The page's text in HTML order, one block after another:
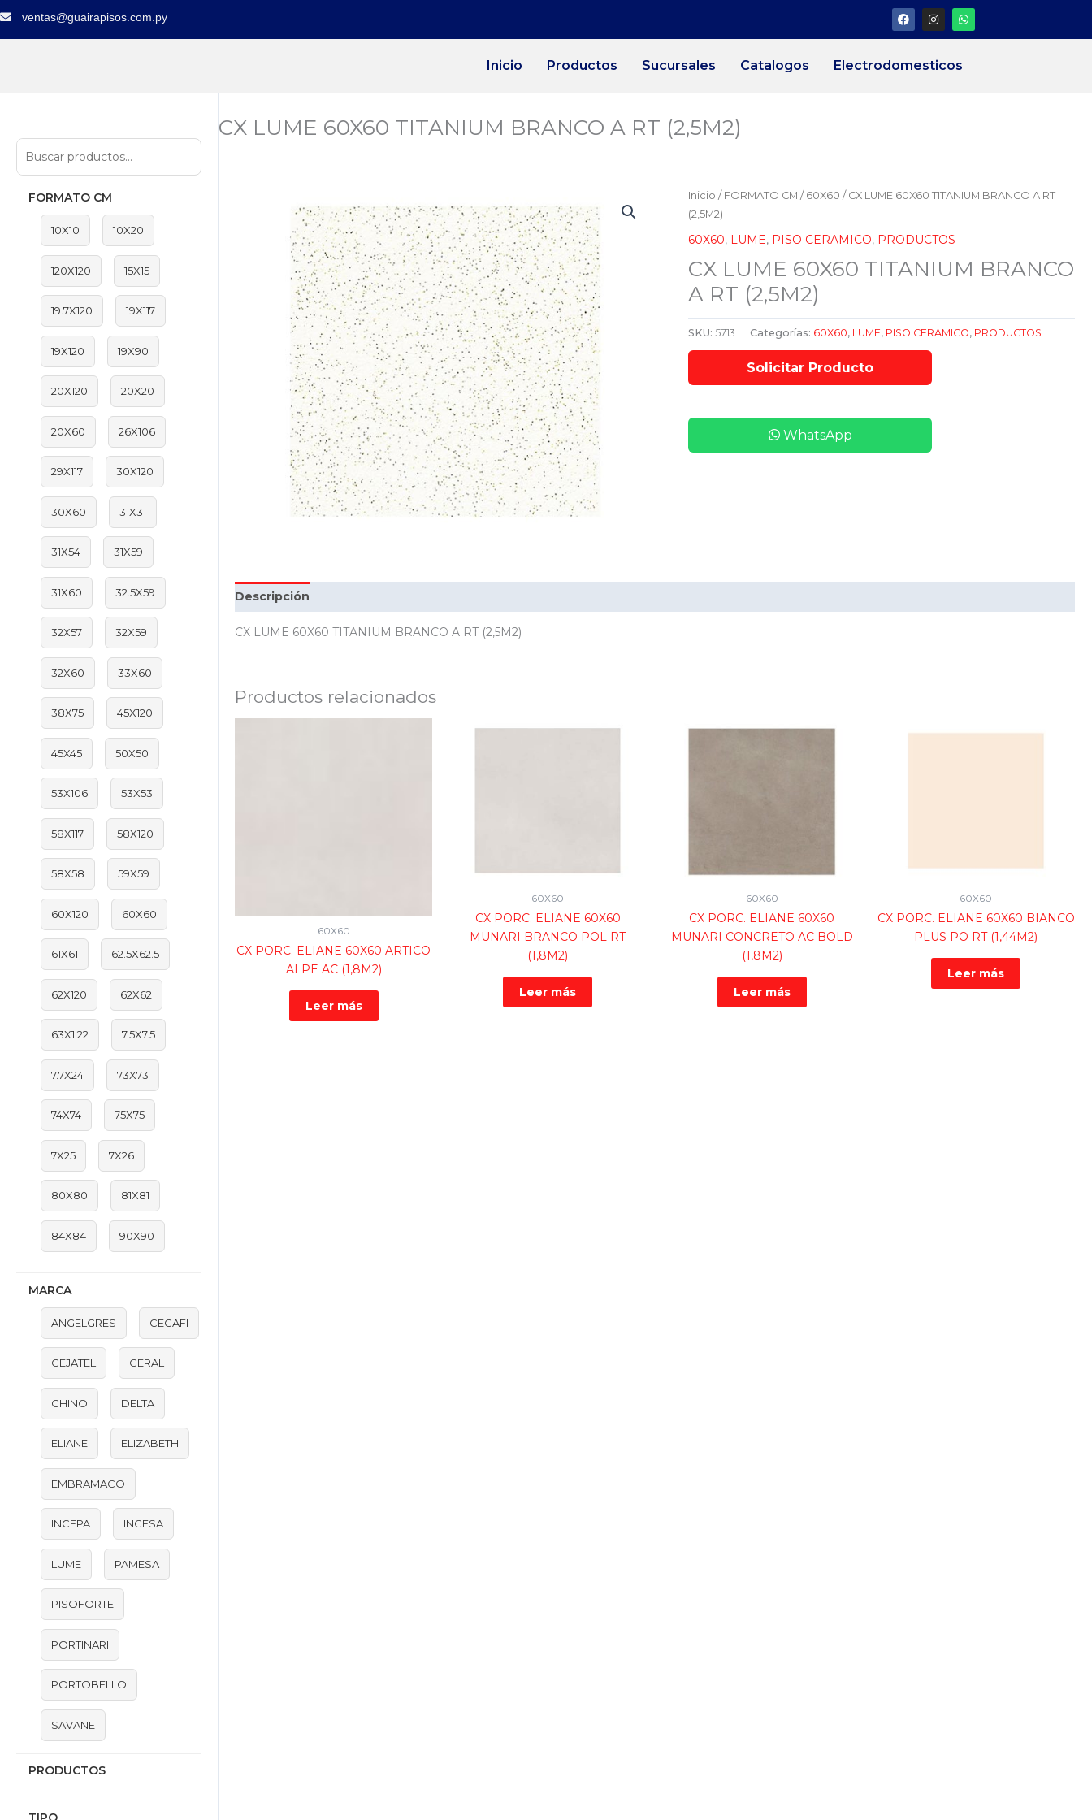
ventas@guairapisos.com.py F
a
c
o
I
n
s
a
g
W
h
a
Inicio Productos Sucursales Catalogos Electrodomesticos
FORMATO CM
10X10 10X20
120X120 15X15
19.7X120 19X117
19X120 19X90
20X120 20X20
20X60 26X106
29X117 30X120
30X60 31X31
31X54 31X59
31X60 32.5X59
32X57 32X59
32X60 33X60
38X75 45X120
45X45 50X50
53X106 53X53
58X117 58X120
58X58 59X59
60X120 60X60
61X61 62.5X62.5
62X120 62X62
63X1.22 7.5X7.5
7.7X24 73X73
74X74 75X75
7X25 7X26
80X80 81X81
84X84 90X90
MARCA
ANGELGRES CECAFI
CEJATEL CERAL
CHINO DELTA
ELIANE ELIZABETH
EMBRAMACO
INCEPA INCESA
LUME PAMESA
PISOFORTE
PORTINARI
PORTOBELLO
SAVANE
PRODUCTOS
CX LUME 60X60 TITANIUM BRANCO A RT (2,5M2)
Inicio / FORMATO CM / 60X60 / CX LUME 60X60 TITANIUM BRANCO A RT
(2,5M2)
60X60, LUME, PISO CERAMICO, PRODUCTOS
CX LUME 60X60 TITANIUM BRANCO
A RT (2,5M2)
SKU:5713 Categorías: 60X60, LUME, PISO CERAMICO, PRODUCTOS
WhatsApp
Descripción
CX LUME 60X60 TITANIUM BRANCO A RT (2,5M2)
Productos relacionados
60X60
CX PORC. ELIANE 60X60 ARTICO
ALPE AC (1,8M2)
Leer más
60X60
CX PORC. ELIANE 60X60
MUNARI BRANCO POL RT
(1,8M2)
Leer más
60X60
CX PORC. ELIANE 60X60
MUNARI CONCRETO AC BOLD
(1,8M2)
Leer más
60X60
CX PORC. ELIANE 60X60 BIANCO
PLUS PO RT (1,44M2)
Leer más